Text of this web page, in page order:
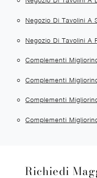
Negozio Di Tavolini A
Negozio Di Tavolini A
Complementi
Complementi
Complementi
Complementi
Richiedi